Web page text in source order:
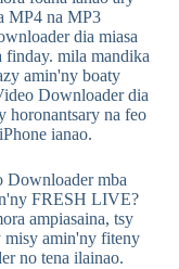
MP4 na MP3
dia miasa
finday. mila mandika
amin'ny boaty
Downloader dia
horonantsary na feo
ianao.
Downloader mba
FRESH LIVE?
ampiasaina, tsy
misy amin'ny fiteny
no tena ilainao.